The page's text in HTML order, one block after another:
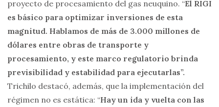
proyecto de procesamiento del gas neuquino. “El RIGI
es básico para optimizar inversiones de esta
magnitud. Hablamos de más de 3.000 millones de
dólares entre obras de transporte y
procesamiento, y este marco regulatorio brinda
previsibilidad y estabilidad para ejecutarlas”.
Trichilo destacó, además, que la implementación del
régimen no es estática: “Hay un ida y vuelta con las